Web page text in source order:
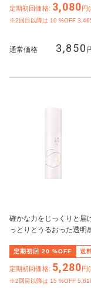
定期初回価格: 3,080円
※2回目以降は 10 %OFF
通常価格 3,850
確かな力をじっくりと届
っとりとうるおった透明
定期初回 20 %OFF 送
定期初回価格: 5,280円
※2回目以降は 15 %OFF